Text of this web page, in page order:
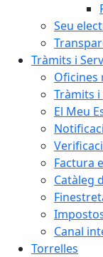
Seu
Tràmits i
Oficines
Tràmits
El Meu
Factura
Catàleg
Canal
Torrelles